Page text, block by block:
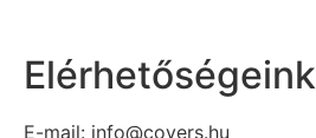
Elérhetőségeink
E-mail: info@covers.hu